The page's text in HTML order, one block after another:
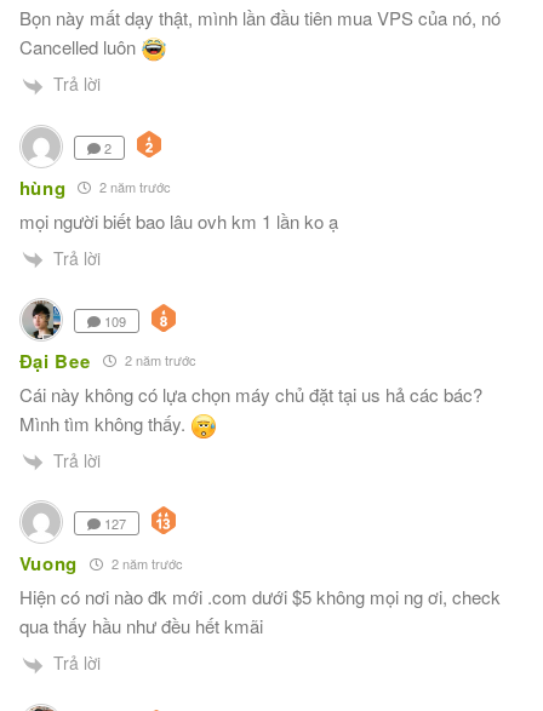
Bọn này mất dạy thật, mình lần đầu tiên mua VPS của nó, nó
Cancelled luôn
Trả lời
2
hùng 2 năm trước
mọi người biết bao lâu ovh km 1 lần ko ạ
Trả lời
109
Đại Bee 2 năm trước
Cái này không có lựa chọn máy chủ đặt tại us hả các bác?
Mình tìm không thấy.
Trả lời
127
Vuong 2 năm trước
Hiện có nơi nào đk mới .com dưới $5 không mọi ng ơi, check
qua thấy hầu như đều hết kmãi
Trả lời